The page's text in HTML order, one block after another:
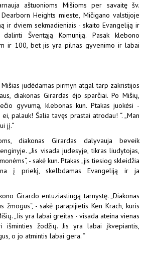
aštuonioms Mišioms per savaitę šv.
Heights mieste, Mičigano valstijoje
ir dviem sekmadieniais - skaito Evangeliją ir
Šventąją Komuniją. Pasak klebono
ir 100, bet jis yra pilnas gyvenimo ir labai
judėdamas pirmyn atgal tarp zakristijos
diakonas Girardas ėjo sparčiai. Po Mišių,
gyvumą, klebonas kun. Ptakas juokėsi -
palauk! Šalia tavęs prastai atrodau! “. „Man
jį.“
diakonas Girardas dalyvauja beveik
„Jis visada judesyje, tikras liudytojas,
- sakė kun. Ptakas „jis tiesiog skleidžia
į priekį, skelbdamas Evangeliją ir ja
Girardo entuziastingą tarnystę. „Diakonas
žmogus“, - sakė parapijietis Ken Krach, kuris
„Jis yra labai greitas - visada ateina vienas
žodžių. Jis yra labai įkvepiantis,
o jo atmintis labai gera. “